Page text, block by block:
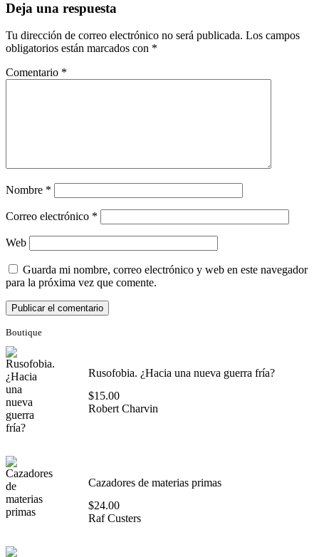
Deja una respuesta
Tu dirección de correo electrónico no será publicada. Los campos
obligatorios están marcados con *
Comentario *
Nombre *
Correo electrónico *
Web
Guarda mi nombre, correo electrónico y web en este navegador
para la próxima vez que comente.
Boutique
Rusofobia. ¿Hacia una nueva guerra fría?
$15.00
Robert Charvin
Cazadores de materias primas
$24.00
Raf Custers